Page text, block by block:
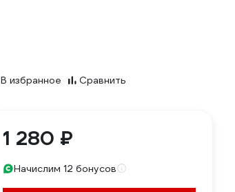
В избранное Сравнить
1 280 ₽
Начислим 12 бонусов